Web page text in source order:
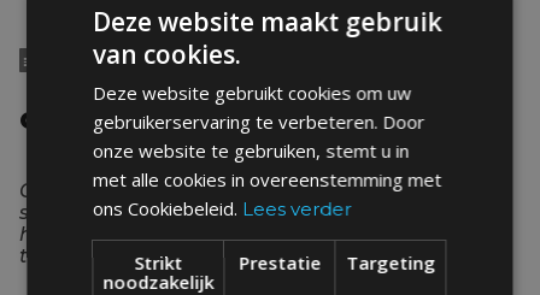
 MEER NIEUWS
GERELATEERDE POSTS
Ontdek het laatste nieuws over onze
surfvakanties in de reisblog. We houden je op de
hoogte van nieuwe concepten, acties en tips &
tricks.
Deze website maakt gebruik
van cookies.
Deze website gebruikt cookies om uw
gebruikerservaring te verbeteren. Door
onze website te gebruiken, stemt u in
met alle cookies in overeenstemming met
ons Cookiebeleid. Lees verder
Strikt
noodzakelijk
Prestatie Targeting